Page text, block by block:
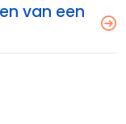
van een